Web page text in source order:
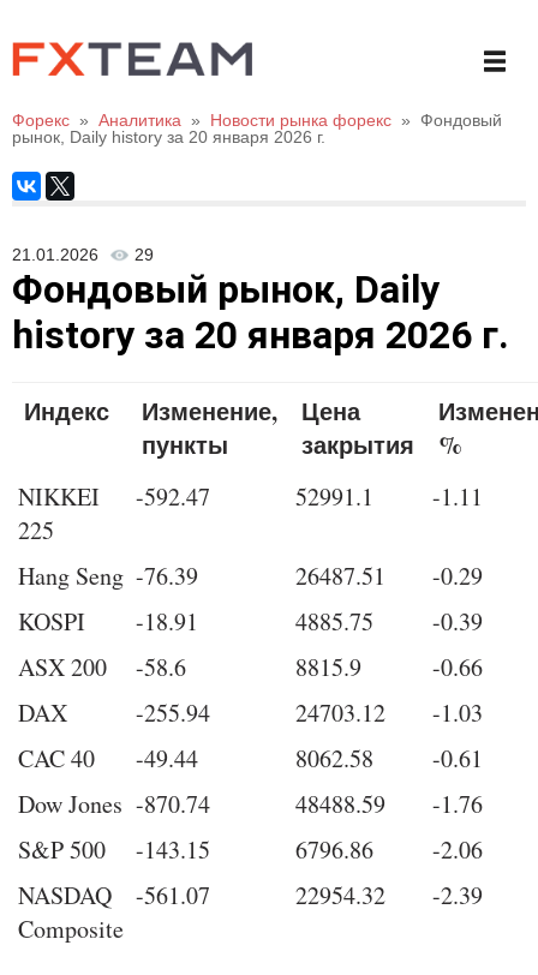
Форекс » Аналитика » Новости рынка форекс » Фондовый
рынок, Daily history за 20 января 2026 г.
21.01.2026 29
Фондовый рынок, Daily
history за 20 января 2026 г.
Индекс
Изменение,
пункты
Цена
закрытия
%
NIKKEI
225
-592.47 52991.1 -1.11
Hang Seng -76.39 26487.51
-0.29
KOSPI
-18.91 4885.75
-0.39
ASX 200
-58.6 8815.9
-0.66
DAX
-255.94 24703.12
-1.03
CAC 40
-49.44 8062.58
-0.61
Dow Jones -870.74 48488.59
-1.76
S&P 500
-143.15 6796.86
-2.06
NASDAQ
Composite
-561.07 22954.32 -2.39